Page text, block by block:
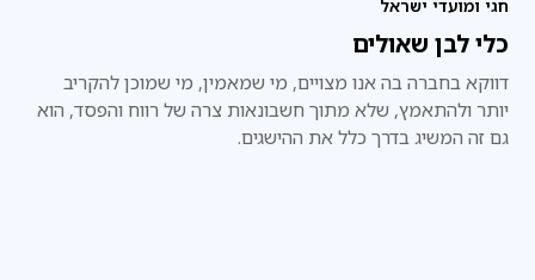
חגי ומועדי ישראל
כלי לבן שאולים
דווקא בחברה בה אנו מצויים, מי שמאמין, מי שמוכן להקריב
יותר ולהתאמץ, שלא מתוך חשבונאות צרה של רווח והפסד, הוא
גם זה המשיג בדרך כלל את ההישגים.